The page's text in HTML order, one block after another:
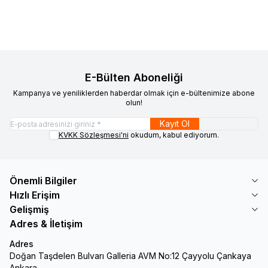
E-Bülten Aboneliği
Kampanya ve yeniliklerden haberdar olmak için e-bültenimize abone
olun!
Kayıt Ol
KVKK Sözleşmesi'ni okudum, kabul ediyorum.
Önemli Bilgiler
Hızlı Erişim
Gelişmiş
Adres & İletişim
Adres
Doğan Taşdelen Bulvarı Galleria AVM No:12 Çayyolu Çankaya